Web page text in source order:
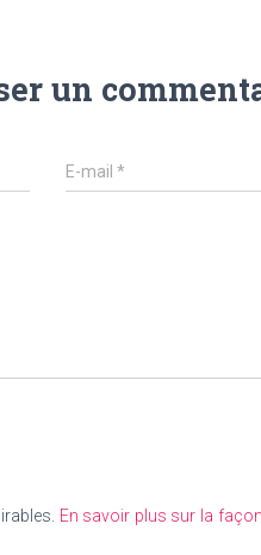
un
E-mail*
En savoir plus sur la